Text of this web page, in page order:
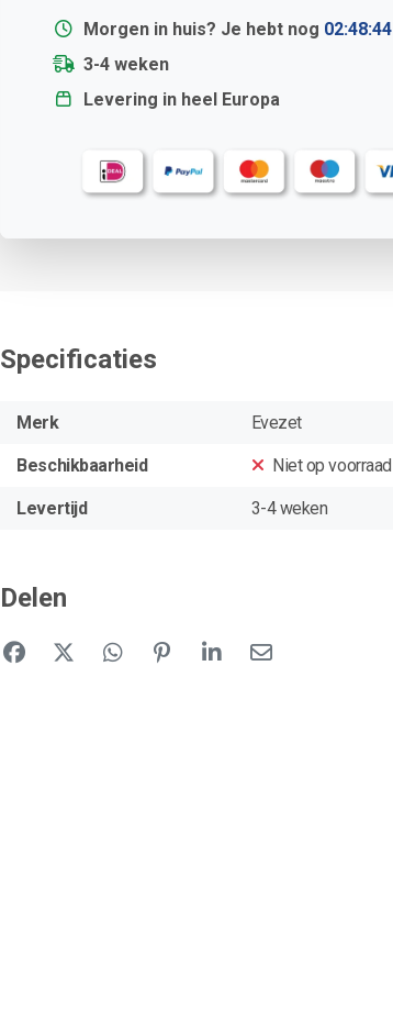
Morgen in huis? Je hebt nog 02:48:43
3-4 weken
Levering in heel Europa
Specificaties
Merk Evezet
Beschikbaarheid Niet op voorraad
Levertijd 3-4 weken
Delen